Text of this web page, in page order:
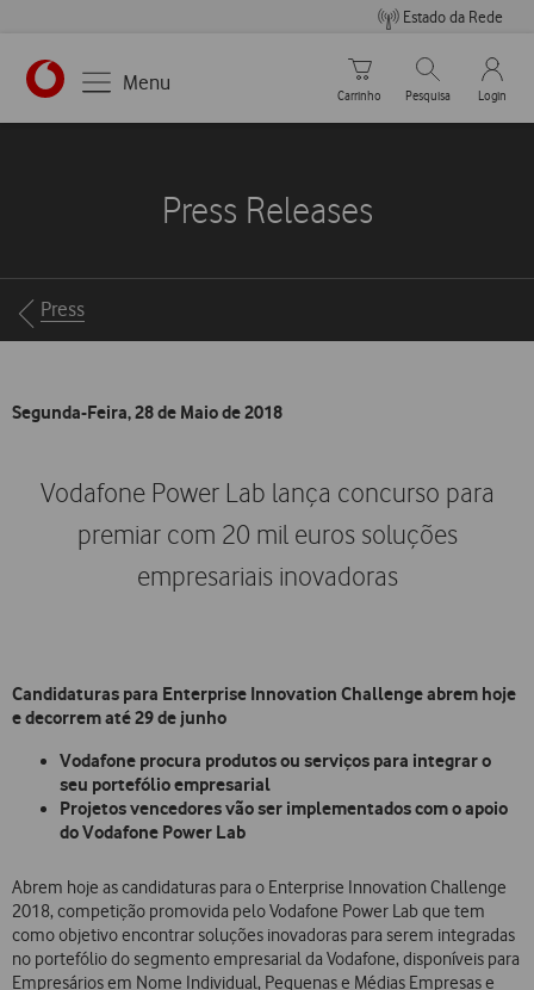
Estado da Rede
https://www.vodafone.pt
Menu
Carrinho de compras
Carrinho
Pesquisar
Pesquisa
My
Login
Press Releases
Breadcrumbs
Press
Segunda-Feira, 28 de Maio de 2018
Vodafone Power Lab lança concurso para
premiar com 20 mil euros soluções
empresariais inovadoras
Candidaturas para Enterprise Innovation Challenge abrem hoje
e decorrem até 29 de junho
Vodafone procura produtos ou serviços para integrar o
seu portefólio empresarial
Projetos vencedores vão ser implementados com o apoio
do Vodafone Power Lab
Abrem hoje as candidaturas para o Enterprise Innovation Challenge
2018, competição promovida pelo Vodafone Power Lab que tem
como objetivo encontrar soluções inovadoras para serem integradas
no portefólio do segmento empresarial da Vodafone, disponíveis para
Empresários em Nome Individual, Pequenas e Médias Empresas e